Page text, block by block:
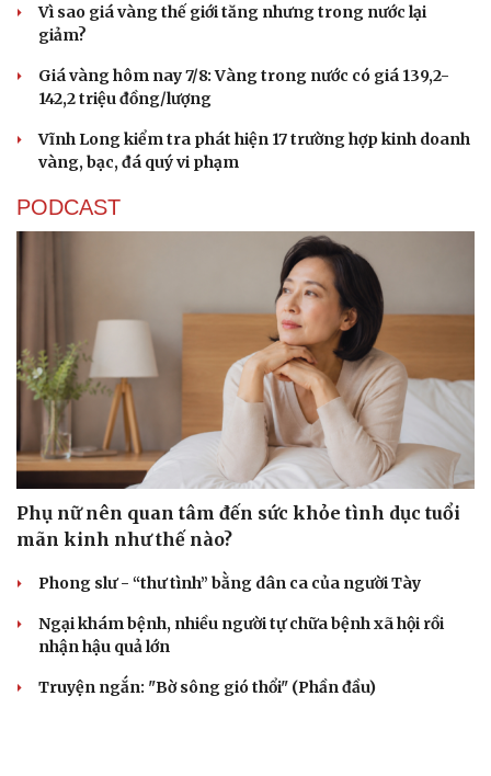
Vì sao giá vàng thế giới tăng nhưng trong nước lại
giảm?
Giá vàng hôm nay 7/8: Vàng trong nước có giá 139,2-
142,2 triệu đồng/lượng
Vĩnh Long kiểm tra phát hiện 17 trường hợp kinh doanh
vàng, bạc, đá quý vi phạm
PODCAST
Phụ nữ nên quan tâm đến sức khỏe tình dục tuổi
mãn kinh như thế nào?
Phong slư - “thư tình” bằng dân ca của người Tày
Ngại khám bệnh, nhiều người tự chữa bệnh xã hội rồi
nhận hậu quả lớn
Truyện ngắn: "Bờ sông gió thổi" (Phần đầu)